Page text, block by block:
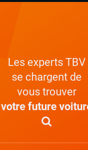
Les experts TBV
se chargent de
vous trouver
votre future